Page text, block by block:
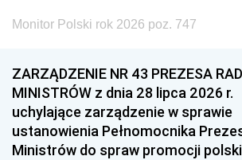
Monitor Polski rok 2026 poz. 747
ZARZĄDZENIE NR 43 PREZESA
MINISTRÓW z dnia 28 lipca 2026 r.
uchylające zarządzenie w sprawie
ustanowienia Pełnomocnika
Ministrów do spraw promocji